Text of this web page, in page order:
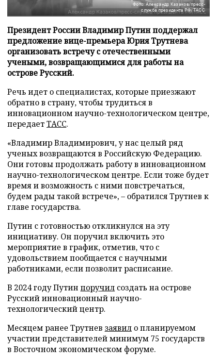
Фото: Александр Казаков/пресс-
служба президента РФ/ТАСС
Президент России Владимир Путин поддержал
предложение вице-премьера Юрия Трутнева
организовать встречу с отечественными
учеными, возвращающимися для работы на
острове Русский.
Речь идет о специалистах, которые приезжают
обратно в страну, чтобы трудиться в
инновационном научно-технологическом центре,
передаетТАСС.
«Владимир Владимирович, у нас целый ряд
ученых возвращаются в Российскую Федерацию.
Они готовы продолжать работу в инновационном
научно-технологическом центре. Если тоже будет
время и возможность с ними повстречаться,
будем рады такой встрече», – обратился Трутнев к
главе государства.
Путин с готовностью откликнулся на эту
инициативу. Он поручил включить это
мероприятие в график, отметив, что с
удовольствием пообщается с научными
работниками, если позволит расписание.
В 2024 году Путин поручил создать на острове
Русский инновационный научно-
технологический центр.
Месяцем ранее Трутнев заявил о планируемом
участии представителей минимум 75 государств
в Восточном экономическом форуме.